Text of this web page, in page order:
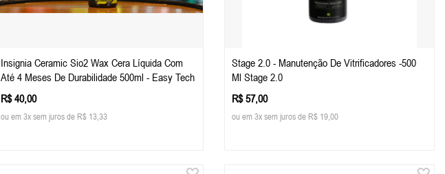
Insignia Ceramic Sio2 Wax Cera Líquida Com
Até 4 Meses De Durabilidade 500ml - Easy Tech
R$ 40,00
ou em 3x sem juros de R$ 13,33
Stage 2.0 - Manutenção De Vitrificadores -500
Ml Stage 2.0
R$ 57,00
ou em 3x sem juros de R$ 19,00